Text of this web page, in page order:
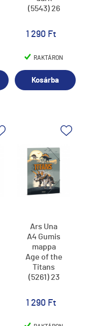
(5543) 26
1 290 Ft
RAKTÁRON
Kosárba
Ars Una
A4 Gumis
mappa
Age of the
Titans
(5261) 23
1 290 Ft